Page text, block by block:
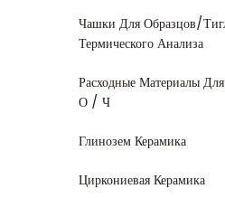
Чашки Для Образцов/
Термического Анализа
Расходные Материалы
О / Ч
Глинозем Керамика
Циркониевая Керамика